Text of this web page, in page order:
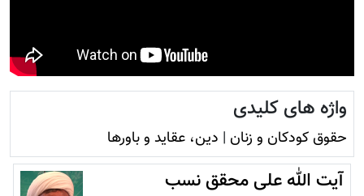
واژه های کلیدی
حقوق کودکان و زنان | دين، عقايد و باورها
آيت الله علی محقق نسب